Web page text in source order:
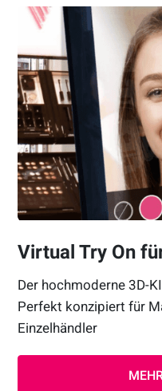
Virtual Try On
Der hochmoderne 3D-
Perfekt konzipiert für
Einzelhändler